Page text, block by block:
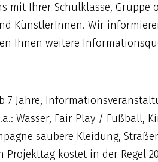
mit Ihrer Schulklasse, Gruppe
KünstlerInnen. Wir
Ihnen weitere
Jahre,
Wasser, Fair Play / Fußball,
saubere Kleidung,
kostet in der Regel